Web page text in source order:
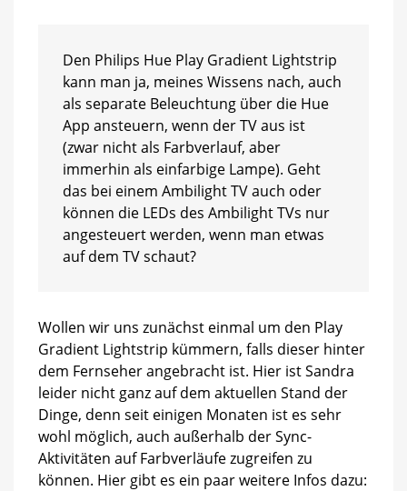
Den Philips Hue Play Gradient Lightstrip
kann man ja, meines Wissens nach, auch
als separate Beleuchtung über die Hue
App ansteuern, wenn der TV aus ist
(zwar nicht als Farbverlauf, aber
immerhin als einfarbige Lampe). Geht
das bei einem Ambilight TV auch oder
können die LEDs des Ambilight TVs nur
angesteuert werden, wenn man etwas
auf dem TV schaut?
Wollen wir uns zunächst einmal um den Play
Gradient Lightstrip kümmern, falls dieser hinter
dem Fernseher angebracht ist. Hier ist Sandra
leider nicht ganz auf dem aktuellen Stand der
Dinge, denn seit einigen Monaten ist es sehr
wohl möglich, auch außerhalb der Sync-
Aktivitäten auf Farbverläufe zugreifen zu
können. Hier gibt es ein paar weitere Infos dazu: